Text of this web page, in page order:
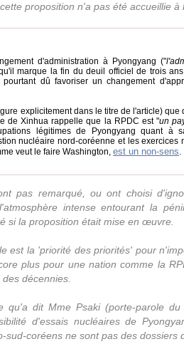
proposition n'a pas été accueillie à
d'administration à Pyongyang ("
marque la fin du deuil officiel de trois
dû favoriser un changement
explicitement dans le titre de l'article)
de Xinhua rappelle que la RPDC est "un
légitimes de Pyongyang quant à
nucléaire nord-coréenne et les exercices
veut le faire Washington, est un non-sens
pas remarqué, ou ont choisi
intense entourant la
si la proposition était mise en œuvre.
est la 'priorité des priorités' pour
plus pour une nation comme la
décennies.
qu'a dit Mme Psaki (porte-parole du
d'essais nucléaires de
sud-coréens ne sont pas des dossiers